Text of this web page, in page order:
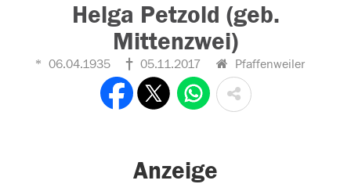
Helga Petzold (geb.
Mittenzwei)
06.04.1935 05.11.2017 Pfaffenweiler
Anzeige